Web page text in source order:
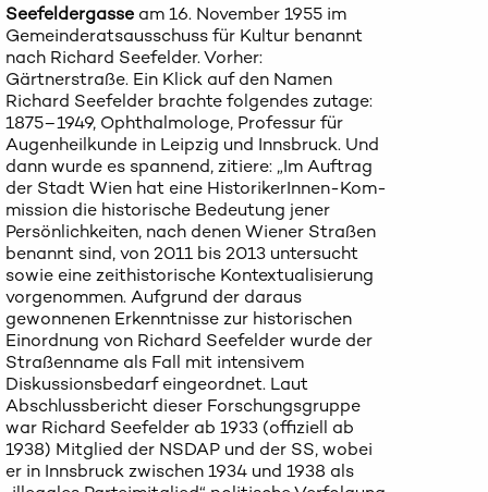
Seefeldergasse am 16. November 1955 im
Gemeinderatsausschuss für Kultur benannt
nach Richard Seefelder. Vorher:
Gärtnerstraße. Ein Klick auf den Namen
Richard Seefelder brachte folgendes zutage:
1875–1949, Ophthalmologe, Professur für
Augenheilkunde in Leipzig und Innsbruck. Und
dann wurde es spannend, zitiere: „Im Auftrag
der Stadt Wien hat eine HistorikerInnen-Kom-
mission die historische Bedeutung jener
Persönlichkeiten, nach denen Wiener Straßen
benannt sind, von 2011 bis 2013 untersucht
sowie eine zeithistorische Kontextualisierung
vorgenommen. Aufgrund der daraus
gewonnenen Erkenntnisse zur historischen
Einordnung von Richard Seefelder wurde der
Straßenname als Fall mit intensivem
Diskussionsbedarf eingeordnet. Laut
Abschlussbericht dieser Forschungsgruppe
war Richard Seefelder ab 1933 (offiziell ab
1938) Mitglied der NSDAP und der SS, wobei
er in Innsbruck zwischen 1934 und 1938 als